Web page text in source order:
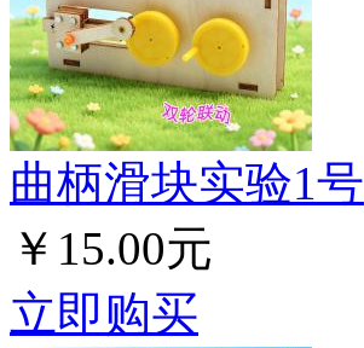
曲柄滑块实验1号
￥15.00元
立即购买